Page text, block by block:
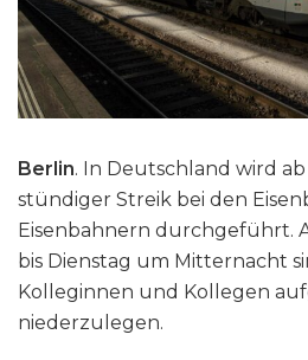
Berlin. In Deutschland wird
stündiger Streik bei den
Eisenbahnern durchgeführt.
bis Dienstag um Mitternacht
Kolleginnen und Kollegen
niederzulegen.